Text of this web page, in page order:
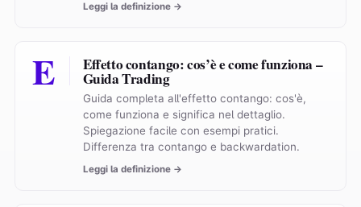
Leggi la definizione →
E Effetto contango: cos’è e come funziona –
Guida Trading
Guida completa all'effetto contango: cos'è,
come funziona e significa nel dettaglio.
Spiegazione facile con esempi pratici.
Differenza tra contango e backwardation.
Leggi la definizione →